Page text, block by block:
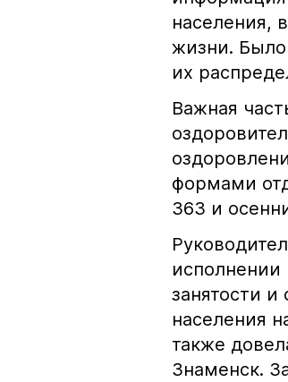
населения,
жизни. Было
их
Важная
формами
363 и
занятости
населения
также
Знаменск.